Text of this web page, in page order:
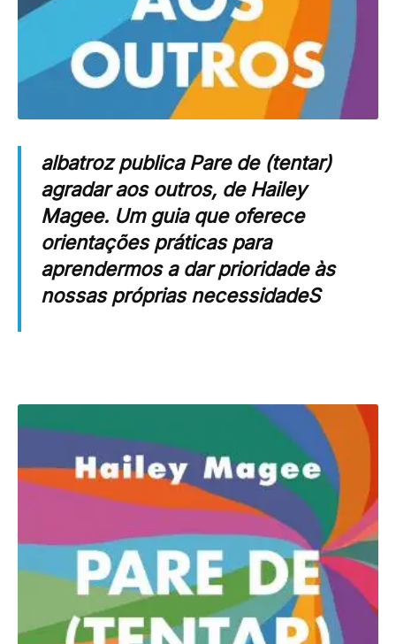
albatroz publica Pare de (tentar)
agradar aos outros, de Hailey
Magee. Um guia que oferece
orientações práticas para
aprendermos a dar prioridade às
nossas próprias necessidadeS